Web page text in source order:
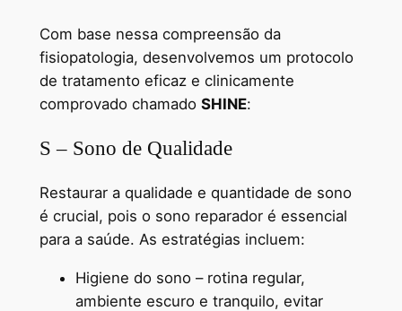
Com base nessa compreensão da
fisiopatologia, desenvolvemos um protocolo
de tratamento eficaz e clinicamente
comprovado chamado SHINE:
S – Sono de Qualidade
Restaurar a qualidade e quantidade de sono
é crucial, pois o sono reparador é essencial
para a saúde. As estratégias incluem:
Higiene do sono – rotina regular,
ambiente escuro e tranquilo, evitar